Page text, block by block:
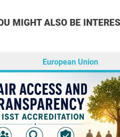
MIGHT ALSO BE
European Union